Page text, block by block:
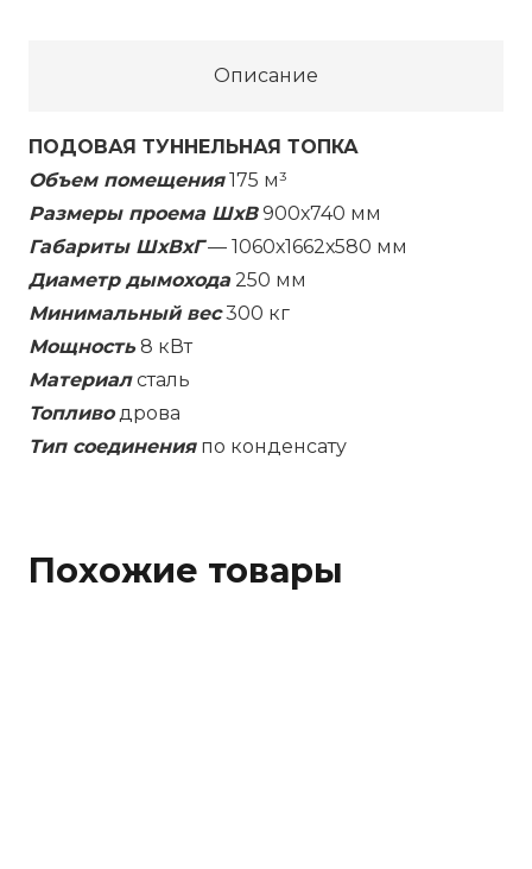
Описание
ПОДОВАЯ ТУННЕЛЬНАЯ ТОПКА
Объем помещения175 м³
Размеры проема ШхВ900х740 мм
Габариты ШхВхГ— 1060х1662х580 мм
Диаметр дымохода 250 мм
Минимальный вес300 кг
Мощность8 кВт
Материалсталь
Топливодрова
Тип соединенияпо конденсату
Похожие товары